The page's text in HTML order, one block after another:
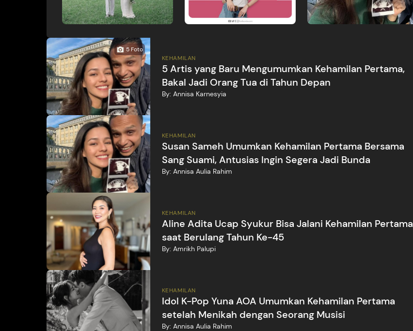
5Foto
KEHAMILAN
5 Artis yang Baru Mengumumkan Kehamilan Pertama,
Bakal Jadi Orang Tua di Tahun Depan
By: Annisa Karnesyia
KEHAMILAN
Susan Sameh Umumkan Kehamilan Pertama Bersama
Sang Suami, Antusias Ingin Segera Jadi Bunda
By: Annisa Aulia Rahim
KEHAMILAN
Aline Adita Ucap Syukur Bisa Jalani Kehamilan Pertama
saat Berulang Tahun Ke-45
By: Amrikh Palupi
KEHAMILAN
Idol K-Pop Yuna AOA Umumkan Kehamilan Pertama
setelah Menikah dengan Seorang Musisi
By: Annisa Aulia Rahim